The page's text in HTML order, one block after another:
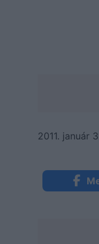
2011. január